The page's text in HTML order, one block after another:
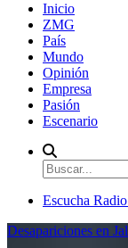
Inicio
ZMG
País
Mundo
Opinión
Empresa
Pasión
Escenario
Escucha
Desapariciones en